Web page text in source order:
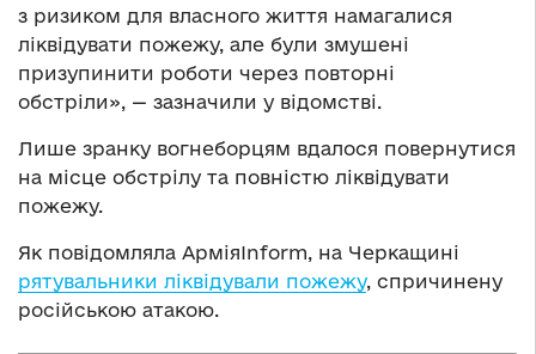
з ризиком для власного життя намагалися
ліквідувати пожежу, але були змушені
призупинити роботи через повторні
обстріли», — зазначили у відомстві.
Лише зранку вогнеборцям вдалося повернутися
на місце обстрілу та повністю ліквідувати
пожежу.
Як повідомляла АрміяInform, на Черкащині
рятувальники ліквідували пожежу, спричинену
російською атакою.